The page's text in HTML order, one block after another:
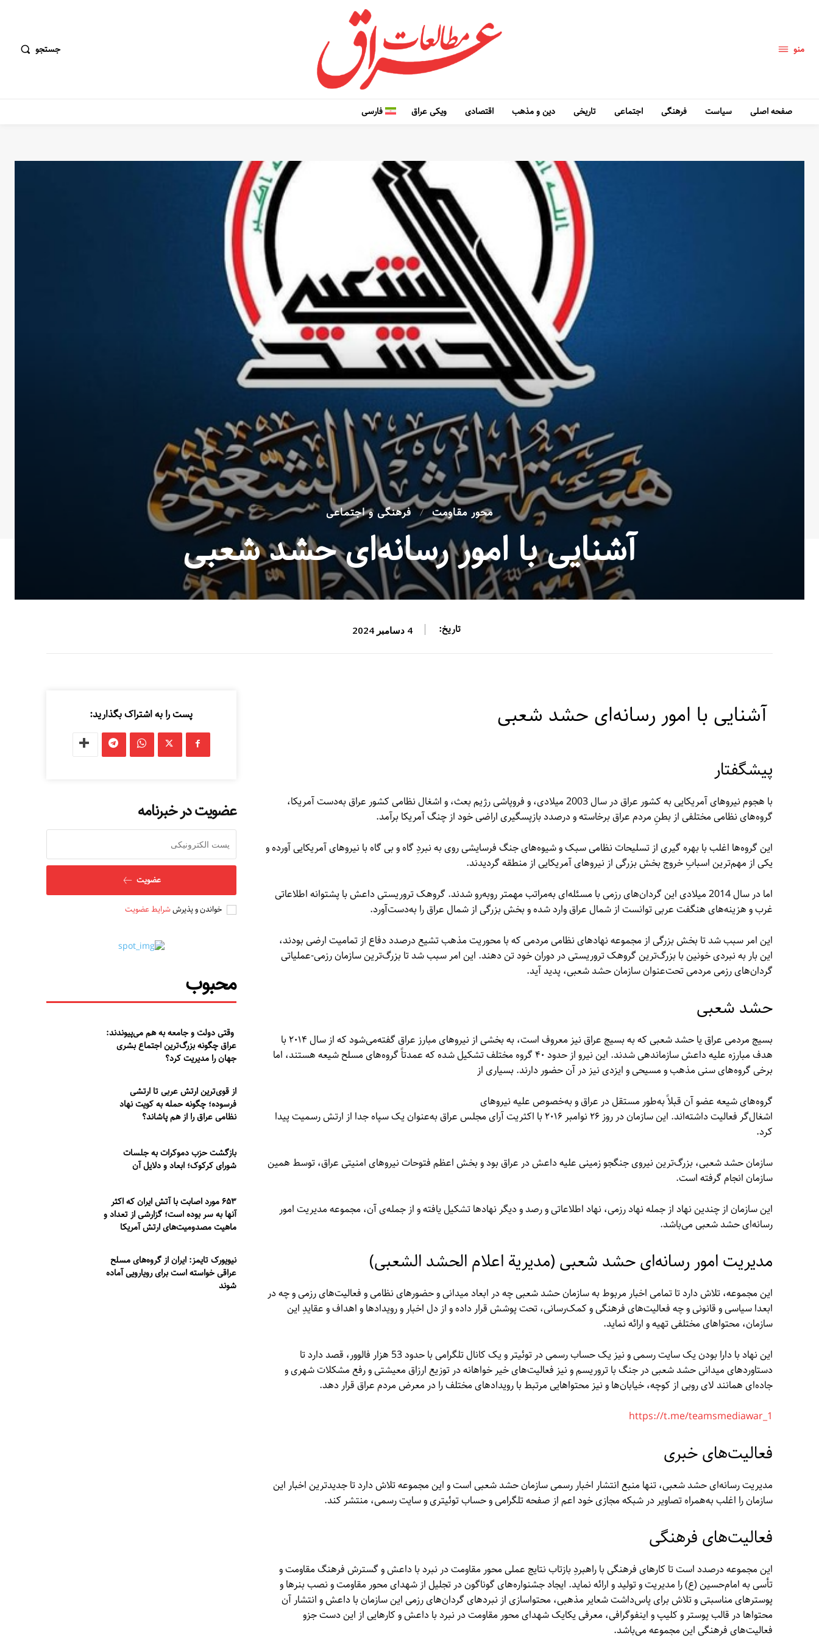
منو جستجو
صفحه اصلی سیاست فرهنگی اجتماعی تاریخی دین و مذهب اقتصادی ویکی عراق فارسی
محور مقاومت فرهنگی و اجتماعی
آشنایی با امور رسانه‌ای حشد شعبی
تاریخ: 4 دسامبر 2024
آشنایی با امور رسانه‌ای حشد شعبی
پیشگفتار
با هجوم نیروهای آمریکایی به کشور عراق در سال 2003 میلادی، و فروپاشی رژیم بعث، و اشغال نظامی کشور عراق به‌دست آمریکا،
گروه‌های نظامی مختلفی از بطنِ مردم عراق برخاسته و درصدد بازپسگیری اراضی خود از چنگ آمریکا برآمد.
این گروه‌ها اغلب با بهره گیری از تسلیحات نظامی سبک و شیوه‌های جنگ فرسایشی روی به نبردِ گاه و بی گاه با نیروهای آمریکایی آورده و
یکی از مهم‌ترین اسبابِ خروج بخش بزرگی از نیروهای آمریکایی از منطقه گردیدند.
اما در سال 2014 میلادی این گردان‌های رزمی با مسئله‌ای به‌مراتب مهمتر روبه‌رو شدند. گروهک تروریستی داعش با پشتوانه اطلاعاتی
غرب و هزینه‌های هنگفت عربی توانست از شمال عراق وارد شده و بخش بزرگی از شمال عراق را به‌دست‌آورد.
این امر سبب شد تا بخش بزرگی از مجموعه نهادهای نظامی مردمی که با محوریت مذهب تشیع درصدد دفاع از تمامیت ارضی بودند،
این بار به نبردی خونین با بزرگ‌ترین گروهک تروریستی در دوران خود تن دهند. این امر سبب شد تا بزرگ‌ترین سازمان رزمی-عملیاتی
گردان‌های رزمی مردمی تحت‌عنوان سازمان حشد شعبی، پدید آید.
حشد شعبی
بسیج مردمی عراق یا حشد شعبی که به بسیج عراق نیز معروف است، به بخشی از نیروهای مبارز عراق گفته‌می‌شود که از سال ۲۰۱۴ با
هدف مبارزه علیه داعش سازماندهی شدند. این نیرو از حدود ۴۰ گروه مختلف تشکیل شده که عمدتاً گروه‌های مسلح شیعه هستند، اما
برخی گروه‌های سنی مذهب و مسیحی و ایزدی نیز در آن حضور دارند. بسیاری از
گروه‌های شیعه عضو آن قبلاً به‌طور مستقل در عراق و به‌خصوص علیه نیروهای
اشغال‌گر فعالیت داشته‌اند. این سازمان در روز ۲۶ نوامبر ۲۰۱۶ با اکثریت آرای مجلس عراق به‌عنوان یک سپاه جدا از ارتش رسمیت پیدا
کرد.
سازمان حشد شعبی، بزرگ‌ترین نیروی جنگجو زمینی علیه داعش در عراق بود و بخش اعظم فتوحات نیروهای امنیتی عراق، توسط همین
سازمان انجام گرفته است.
این سازمان از چندین نهاد از جمله نهاد رزمی، نهاد اطلاعاتی و رصد و دیگر نهادها تشکیل یافته و از جمله‌ی آن، مجموعه مدیریت امور
رسانه‌ای حشد شعبی می‌باشد.
مدیریت امور رسانه‌ای حشد شعبی (مدیریة اعلام الحشد الشعبی)
این مجموعه، تلاش دارد تا تمامی اخبار مربوط به سازمان حشد شعبی چه در ابعاد میدانی و حضورهای نظامی و فعالیت‌های رزمی و چه در
ابعدا سیاسی و قانونی و چه فعالیت‌های فرهنگی و کمک‌رسانی، تحت پوشش قرار داده و از دل اخبار و رویدادها و اهداف و عقایدِ این
سازمان، محتواهای مختلفی تهیه و ارائه نماید.
این نهاد با دارا بودن یک سایت رسمی و نیز یک حساب رسمی در توئیتر و یک کانال تلگرامی با حدود 53 هزار فالوور، قصد دارد تا
دستاوردهای میدانی حشد شعبی در جنگ با تروریسم و نیز فعالیت‌های خیر خواهانه در توزیع ارزاق معیشتی و رفع مشکلات شهری و
جاده‌ای همانند لای روبی از کوچه، خیابان‌ها و نیز محتواهایی مرتبط با رویدادهای مختلف را در معرض مردم عراق قرار دهد.
https://t.me/teamsmediawar_1
فعالیت‌های خبری
مدیریت رسانه‌ای حشد شعبی، تنها منبع انتشار اخبار رسمی سازمان حشد شعبی است و این مجموعه تلاش دارد تا جدیدترین اخبار این
سازمان را اغلب به‌همراه تصاویر در شبکه مجازی خود اعم از صفحه تلگرامی و حساب توئیتری و سایت رسمی، منتشر کند.
فعالیت‌های فرهنگی
این مجموعه درصدد است تا کارهای فرهنگی با راهبردِ بازتاب نتایج عملی محور مقاومت در نبرد با داعش و گسترش فرهنگ مقاومت و
تأسی به امام‌حسین (ع) را مدیریت و تولید و ارائه نماید. ایجاد جشنواره‌های گوناگون در تجلیل از شهدای محور مقاومت و نصب بنرها و
پوسترهای مناسبتی و تلاش برای پاس‌داشت شعایر مذهبی، محتواسازی از نبردهای گردان‌های رزمی این سازمان با داعش و انتشار آن
محتواها در قالب پوستر و کلیپ و اینفوگرافی، معرفی یکایک شهدای محور مقاومت در نبرد با داعش و کارهایی از این دست جزو
فعالیت‌های فرهنگی این مجموعه می‌باشد.
پست را به اشتراک بگذارید:
عضویت در خبرنامه
عضویت
خواندن و پذیرششرایط عضویت
محبوب
وقتی دولت و جامعه به هم می‌پیوندند:
عراق چگونه بزرگ‌ترین اجتماع بشری
جهان را مدیریت کرد؟
از قوی‌ترین ارتش عربی تا ارتشی
فرسوده؛ چگونه حمله به کویت نهاد
نظامی عراق را از هم پاشاند؟
بازگشت حزب دموکرات به جلسات
شورای کرکوک؛ ابعاد و دلایل آن
۶۵۳ مورد اصابت با آتش ایران که اکثر
آنها به سر بوده است؛ گزارشی از تعداد و
ماهیت مصدومیت‌های ارتش آمریکا
نیویورک تایمز: ایران از گروه‌های مسلح
عراقی خواسته است برای رویارویی آماده
شوند